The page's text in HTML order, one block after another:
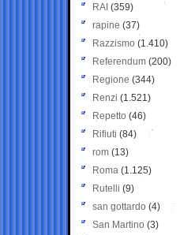
RAI (359)
rapine (37)
Razzismo (1.410)
Referendum (200)
Regione (344)
Renzi (1.521)
Repetto (46)
Rifiuti (84)
rom (13)
Roma (1.125)
Rutelli (9)
san gottardo (4)
San Martino (3)